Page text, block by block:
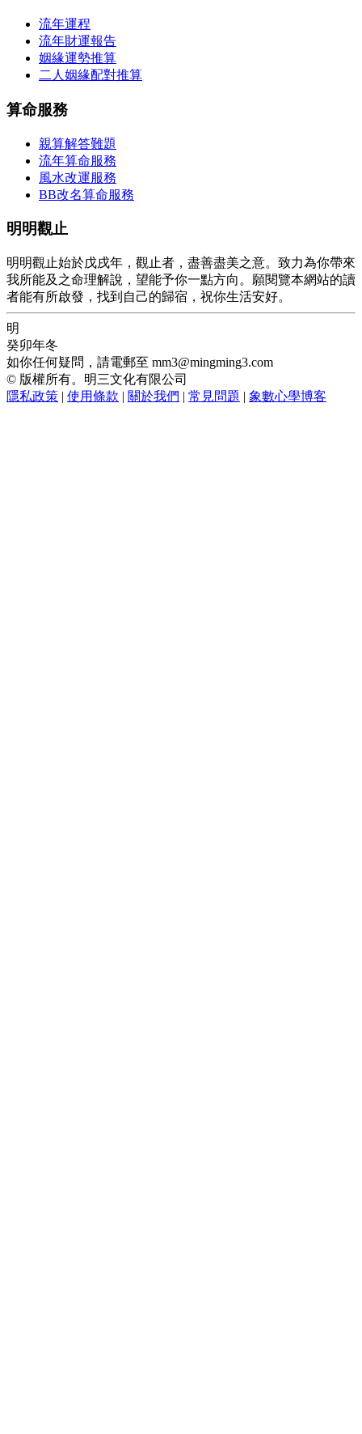
流年運程
流年財運報告
姻緣運勢推算
二人姻緣配對推算
算命服務
親算解答難題
流年算命服務
風水改運服務
BB改名算命服務
明明觀止
明明觀止始於戊戌年，觀止者，盡善盡美之意。致力為你帶來
我所能及之命理解說，望能予你一點方向。願閱覽本網站的讀
者能有所啟發，找到自己的歸宿，祝你生活安好。
明
癸卯年冬
如你任何疑問，請電郵至 mm3@mingming3.com
© 版權所有。明三文化有限公司
隱私政策 | 使用條款 | 關於我們 | 常見問題 | 象數心學博客